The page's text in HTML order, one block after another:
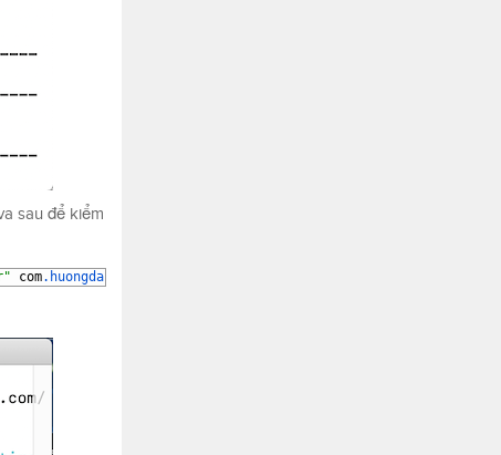
sau để kiểm
com.huongdanjava